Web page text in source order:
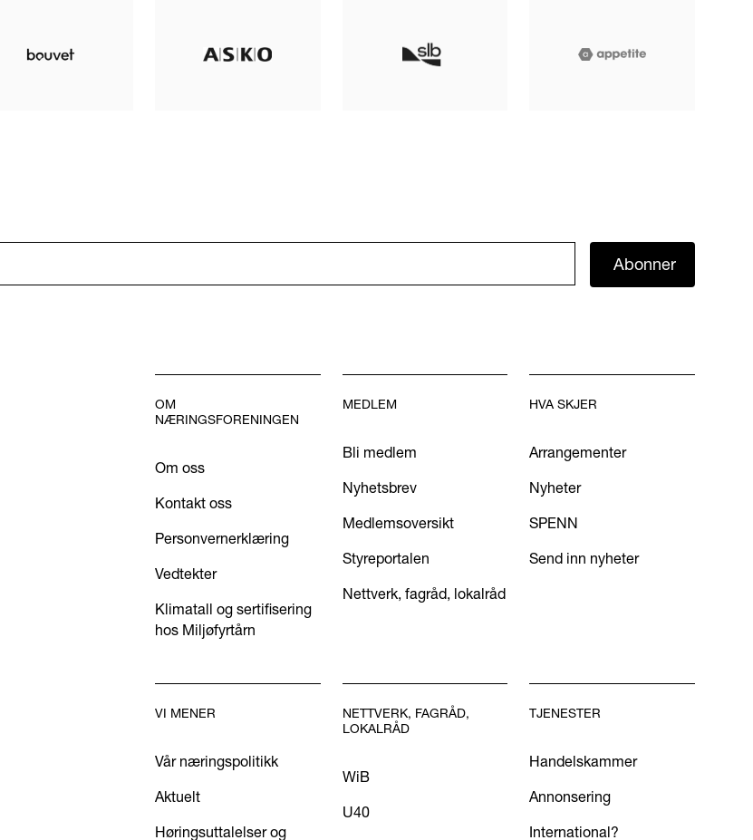
Abonner
OM
NÆRINGSFORENINGEN
Om oss
Kontakt oss
Personvernerklæring
Vedtekter
Klimatall og sertifisering
hos Miljøfyrtårn
MEDLEM
Bli medlem
Nyhetsbrev
Medlemsoversikt
Styreportalen
Nettverk, fagråd, lokalråd
HVA SKJER
Arrangementer
Nyheter
SPENN
Send inn nyheter
VI MENER
Vår næringspolitikk
Aktuelt
Høringsuttalelser og
NETTVERK, FAGRÅD,
LOKALRÅD
WiB
U40
TJENESTER
Handelskammer
Annonsering
International?